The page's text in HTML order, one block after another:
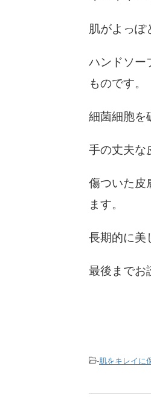
肌がよっぽ
ハンドソー
ものです。
細菌細胞を
手の丈夫な
傷ついた皮
ます。
長期的に美
最後までお
-肌をキレイに